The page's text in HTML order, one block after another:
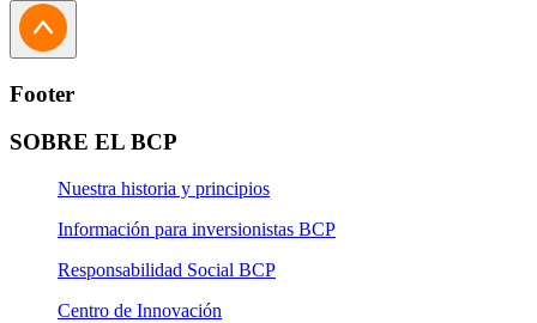
Footer
SOBRE EL BCP
Nuestra historia y principios
Información para inversionistas BCP
Responsabilidad Social BCP
Centro de Innovación